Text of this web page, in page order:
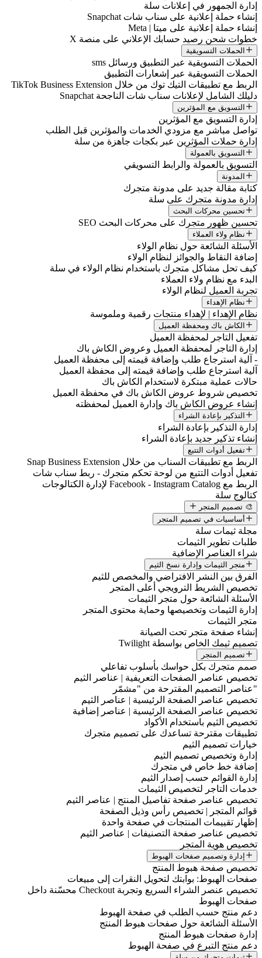
إدارة الجمهور في إعلانات سلة
إنشاء حملة إعلانية على سناب شات Snapchat
إنشاء حملة إعلانية على ميتا | Meta
خطوات شحن رصيد حسابك الإعلاني على منصة X
الحملات التسويقية
الحملات التسويقية عبر التطبيق ورسائل sms
الحملات التسويقية عبر إشعارات التطبيق
الربط مع تطبيقات التيك توك من خلال TikTok Business Extension
دليلك الشامل لإعلانات سناب شات الناجحة Snapchat
التسويق مع المؤثرين
إدارة التسويق مع المؤثرين
تواصل مباشر مع مزودي الخدمات والمؤثرين قبل الطلب
إدارة حملات المؤثرين عبر بكجات جاهزة من سلة
التسويق بالعمولة
التسويق بالعمولة والرابط التسويقي
المدونة
كتابة مقالة جديد على مدونة متجرك
إدارة مدونة متجرك على سلة
تحسين محركات البحث
تحسين ظهور متجرك على محركات البحث SEO
نظام ولاء العملاء
الأسئلة الشائعة حول نظام الولاء
إضافة النقاط والجوائز لنظام الولاء
كيف تحل مشاكل متجرك باستخدام نظام الولاء في سلة
البدء مع نظام ولاء العملاء
تجربة العميل لنظام الولاء
نظام الإهداء
نظام الإهداء | لإهداء منتجات رقمية وملموسة
الكاش باك ومحفظة العميل
تفعيل التاجر لمحفظة العميل
إدارة التاجر لمحفظة العميل وعروض الكاش باك
- آلية استرجاع طلب وإضافة قيمته إلى محفظة العميل
آلية استرجاع طلب وإضافة قيمته إلى محفظة العميل
حالات عملية مبتكرة لاستخدام الكاش باك
تخصيص شروط عروض الكاش باك في محفظة العميل
إنشاء عروض الكاش باك وإدارة العميل لمحفظته
التذكير بإعادة الشراء
إدارة التذكير بإعادة الشراء
إنشاء تذكير جديد بإعادة الشراء
تفعيل أدوات التتبع
الربط مع تطبيقات السناب من خلال Snap Business Extension
تفعيل أدوات التتبع من لوحة تحكم متجرك - ربط سناب شات
الربط مع Facebook - Instagram Catalog لإدارة الكتالوجات
كتالوج سلة
🎨 تصميم المتجر
أساسيات في تصميم المتجر
مجلة ثيمات سلة
طلبات تطوير الثيمات
شراء العناصر الإضافية
متجر الثيمات وإدارة نسخ الثيم
الفرق بين النشر الافتراضي والمخصص للثيم
تخصيص الشريط الترويجي أعلى المتجر
الأسئلة الشائعة حول متجر الثيمات
إدارة الثيمات وتخصيصها وحماية محتوى المتجر
متجر الثيمات
إنشاء صفحة متجر تحت الصيانة
تصميم ثيمك الخاص بواسطة Twilight
تصميم المتجر
صمم متجرك بكل حواسك بأسلوب تفاعلي
تخصيص عناصر الصفحات التعريفية | عناصر الثيم
"عناصر التصميم المقترحة من "مشمّر
تخصيص عناصر الصفحة الرئيسية | عناصر الثيم
تخصيص عناصر الصفحة الرئيسية | عناصر إضافية
تخصيص الثيم باستخدام الأكواد
تطبيقات مقترحة تساعدك على تصميم متجرك
خيارات تصميم الثيم
إدارة وتخصيص تصميم الثيم
إضافة خط خاص في متجرك
إدارة القوائم حسب إصدار الثيم
خدمات التاجر لتخصيص الثيمات
تخصيص عناصر صفحة تفاصيل المنتج | عناصر الثيم
قوائم المتجر | تخصيص رأس وذيل الصفحة
إظهار تقييمات المنتجات في صفحة واحدة
تخصيص عناصر صفحة التصنيفات | عناصر الثيم
تخصيص هوية المتجر
إدارة وتصميم صفحات الهبوط
تخصيص صفحة هبوط المنتج
صفحات الهبوط: بوابتك لتحويل النقرات إلى مبيعات
تخصيص عنصر الشراء السريع وتجربة Checkout محسّنة داخل
صفحات الهبوط
دعم منتج حسب الطلب في صفحة الهبوط
الأسئلة الشائعة حول صفحات هبوط المنتج
إدارة صفحات هبوط المنتج
دعم منتج التبرع في صفحة الهبوط